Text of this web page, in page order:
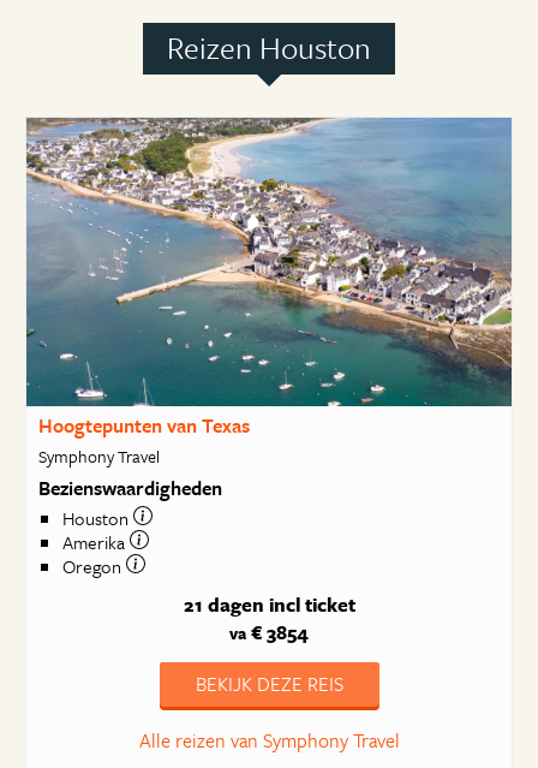
Reizen Houston
Hoogtepunten van Texas
Symphony Travel
Bezienswaardigheden
Houston
Amerika
Oregon
21 dagen incl ticket
va € 3854
BEKIJK DEZE REIS
Alle reizen van Symphony Travel